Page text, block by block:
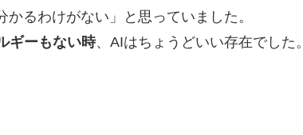
るわけがない」と思っていました。
ギーもない時、AIはちょうどいい存在でした。